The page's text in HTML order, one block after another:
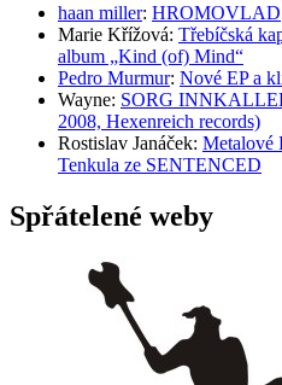
haan miller: HROMOVLAD
Marie Křížová: Třebíčská
album „Kind (of) Mind“
Pedro Murmur: Nové EP a
Wayne: SORG
2008, Hexenreich records)
Rostislav Janáček: Metalové
Tenkula ze SENTENCED
Spřátelené weby